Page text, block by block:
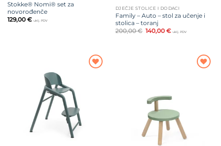
Stokke® Nomi® set za
novorođenče
129,00 € uklj. PDV
DJEČJE STOLICE I DODACI
Family – Auto – stol za učenje i
stolica – toranj
200,00€ Izvorna
cijena
140,00€Trenutna
uklj. PDV